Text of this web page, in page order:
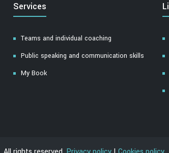
Services
Teams and individual coaching
Public speaking and communication skills
My Book